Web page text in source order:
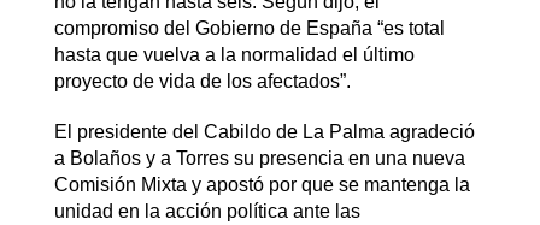
compromiso del Gobierno de España “es total
hasta que vuelva a la normalidad el último
proyecto de vida de los afectados”.
El presidente del Cabildo de La Palma agradeció
a Bolaños y a Torres su presencia en una nueva
Comisión Mixta y apostó por que se mantenga la
unidad en la acción política ante las